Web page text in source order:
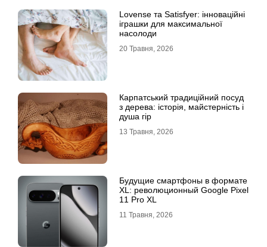
Lovense та Satisfyer: інноваційні
іграшки для максимальної
насолоди
20 Травня, 2026
Карпатський традиційний посуд
з дерева: історія, майстерність і
душа гір
13 Травня, 2026
Будущие смартфоны в формате
XL: революционный Google Pixel
11 Pro XL
11 Травня, 2026